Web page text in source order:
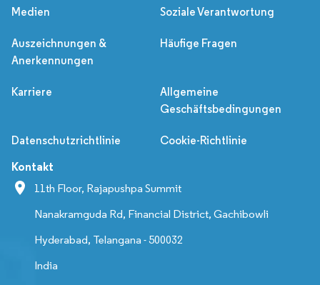
Medien Soziale Verantwortung
Auszeichnungen &
Anerkennungen
Häufige Fragen
Karriere
Allgemeine
Geschäftsbedingungen
Datenschutzrichtlinie Cookie-Richtlinie
Kontakt
11th Floor, Rajapushpa Summit
Nanakramguda Rd, Financial District, Gachibowli
Hyderabad, Telangana - 500032
India